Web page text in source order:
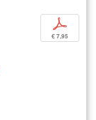
p
€ 7,95